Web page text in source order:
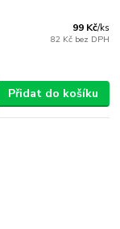
99 Kč/ks
82 Kč bez DPH
Přidat do košíku